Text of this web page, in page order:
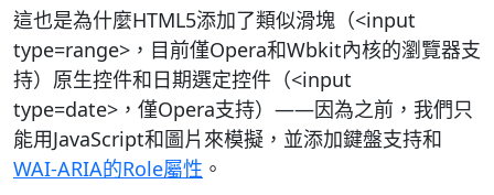
這也是為什麼HTML5添加了類似滑塊（<input
type=range>，目前僅Opera和Wbkit內核的瀏覽器支
持）原生控件和日期選定控件（<input
type=date>，僅Opera支持）——因為之前，我們只
能用JavaScript和圖片來模擬，並添加鍵盤支持和
WAI-ARIA的Role屬性 。